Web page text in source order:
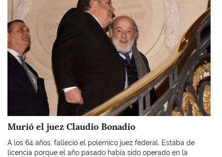
Murió el juez Claudio Bonadio
A los 64 años, falleció el polémico juez federal. Estaba de
licencia porque el año pasado había sido operado en la